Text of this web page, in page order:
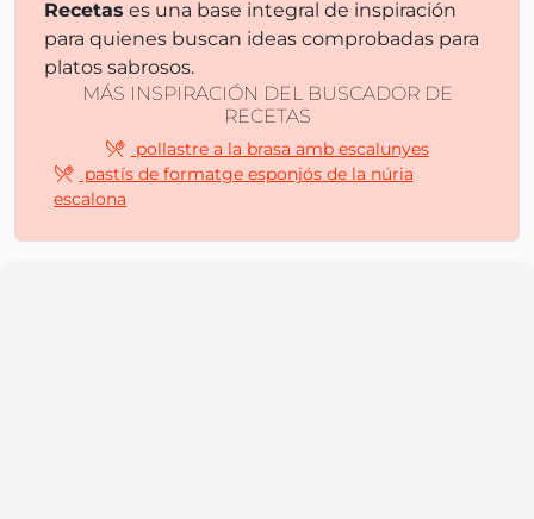
Recetas es una base integral de inspiración
para quienes buscan ideas comprobadas para
platos sabrosos.
MÁS INSPIRACIÓN DEL BUSCADOR DE
RECETAS
pollastre a la brasa amb escalunyes
pastís de formatge esponjós de la núria
escalona